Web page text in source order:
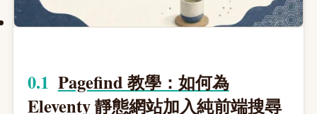
Pagefind 教學：如何為
Eleventy 靜態網站加入純前端搜尋